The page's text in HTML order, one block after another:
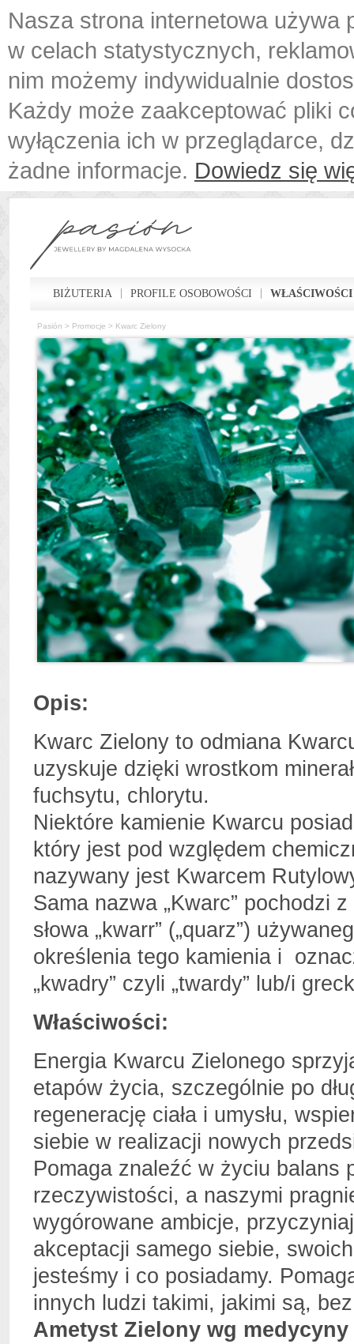
Nasza strona internetowa używa
w celach statystycznych,
nim możemy indywidualnie
Każdy może zaakceptować pliki
wyłączenia ich w przeglądarce,
żadne informacje. Dowiedz się
BIŻUTERIA PROFILE OSOBOWOŚCI
Pasión > Promocje > Kwarc Zielony
Opis:
Kwarc Zielony to odmiana
uzyskuje dzięki wrostkom
fuchsytu, chlorytu.
Niektóre kamienie Kwarcu
który jest pod względem
nazywany jest Kwarcem
Sama nazwa „Kwarc” pochodzi
słowa „kwarr” („quarz”)
określenia tego kamienia i
„kwadry” czyli „twardy” lub/i
Właściwości:
Energia Kwarcu Zielonego
etapów życia, szczególnie po
regenerację ciała i umysłu,
siebie w realizacji nowych
Pomaga znaleźć w życiu balans
rzeczywistości, a naszymi
wygórowane ambicje,
akceptacji samego siebie,
jesteśmy i co posiadamy.
innych ludzi takimi, jakimi są,
Ametyst Zielony wg